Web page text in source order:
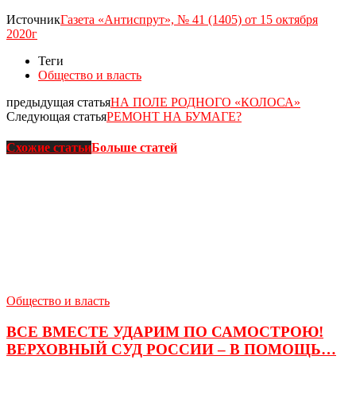
ИсточникГазета «Антиспрут», № 41 (1405) от 15 октября
2020г
Теги
Общество и власть
предыдущая статьяНА ПОЛЕ РОДНОГО «КОЛОСА»
Следующая статьяРЕМОНТ НА БУМАГЕ?
Схожие статьиБольше статей
Общество и власть
ВСЕ ВМЕСТЕ УДАРИМ ПО САМОСТРОЮ!
ВЕРХОВНЫЙ СУД РОССИИ – В ПОМОЩЬ…